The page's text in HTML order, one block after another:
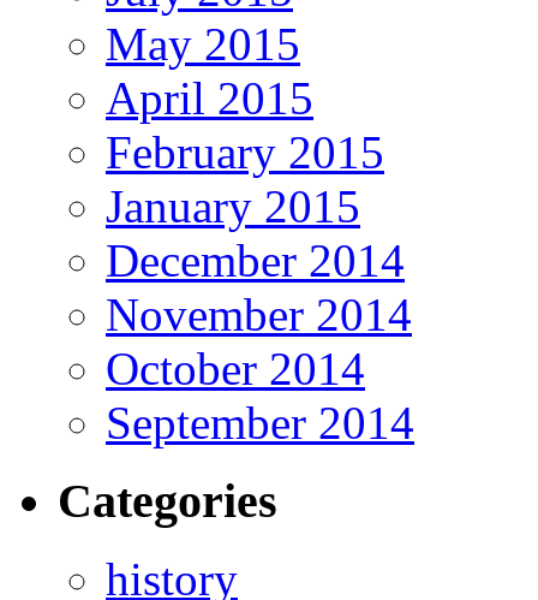
May 2015
April 2015
February 2015
January 2015
December 2014
November 2014
October 2014
September 2014
Categories
history